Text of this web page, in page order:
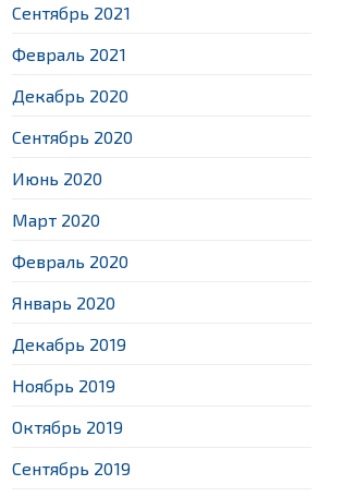
Сентябрь 2021
Февраль 2021
Декабрь 2020
Сентябрь 2020
Июнь 2020
Март 2020
Февраль 2020
Январь 2020
Декабрь 2019
Ноябрь 2019
Октябрь 2019
Сентябрь 2019